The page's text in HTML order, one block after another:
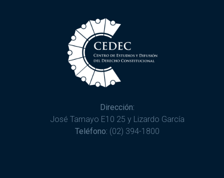
Dirección:
José Tamayo E10 25 y Lizardo García
Teléfono: (02) 394-1800